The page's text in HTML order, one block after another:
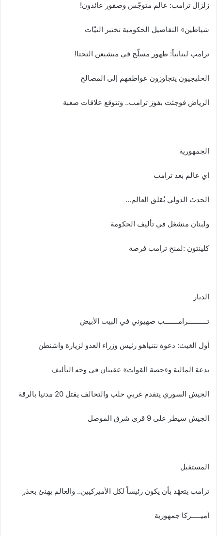
زلزال ترامب: عالم متوجّس وصقور عائدون!
شياطين» التفاصيل الحكومية تختبر النيّات
ترامب لبنانياً: ظهور مسلّح في ميشيغن التحتا!
الخليجيون يتجاوزون عواطفهم إلى المصالح
الرياض فوجئت بفوز ترامب.. وتتوقع علاقات صعبة
الجمهورية
اي عالم بعد ترامب
الحدث الدولي يُقلق العالم…
ولبنان منشغل في تأليف الحكومة
كلينتون :لمنح ترامب فرصة
الديار
تــــــــــرامـــــــب صهيوني في البيت الأبيض
أول الغيث: دعوة نتنياهو رئيس وزراء العدو لزيارة واشنطن
بدعة المالية و«حصة القوات» عقبتان في وجه التأليف
الجيش السوري يتقدم غربي حلب والتحالف يقتل 20 مدنيا بالرقة
الجيش سيطر على 9 قرى شرق الموصل
المستقبل
ترامب يتعهّد بأن يكون رئيساً لكل الأميركيين.. والعالم يهنئ بحذر
أميـــــركا جمهورية